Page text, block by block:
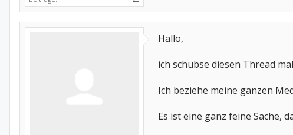
Hallo,
ich schubse diesen Thread
Ich beziehe meine ganzen
Es ist eine ganz feine Sache,